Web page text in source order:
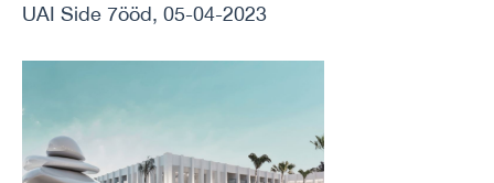
UAI Side 7ööd, 05-04-2023